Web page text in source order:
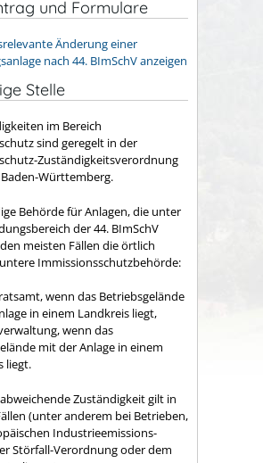
und Formulare
Änderung einer
nach 44. BImSchV anzeigen
Stelle
im Bereich
sind geregelt in der
Zuständigkeitsverordnung
Württemberg.
Behörde für Anlagen, die unter
der 44. BImSchV
meisten Fällen die örtlich
Immissionsschutzbehörde:
wenn das Betriebsgelände
in einem Landkreis liegt,
wenn das
mit der Anlage in einem
liegt.
Zuständigkeit gilt in
(unter anderem bei Betrieben,
Industrieemissions-
Störfall-Verordnung oder dem